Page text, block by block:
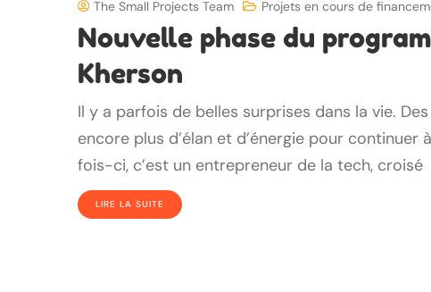
The Small Projects Team Projets en cours de
Nouvelle phase du
Kherson
Il y a parfois de belles surprises dans la vie.
encore plus d’élan et d’énergie pour
fois-ci, c’est un entrepreneur de la tech, croisé
LIRE LA SUITE